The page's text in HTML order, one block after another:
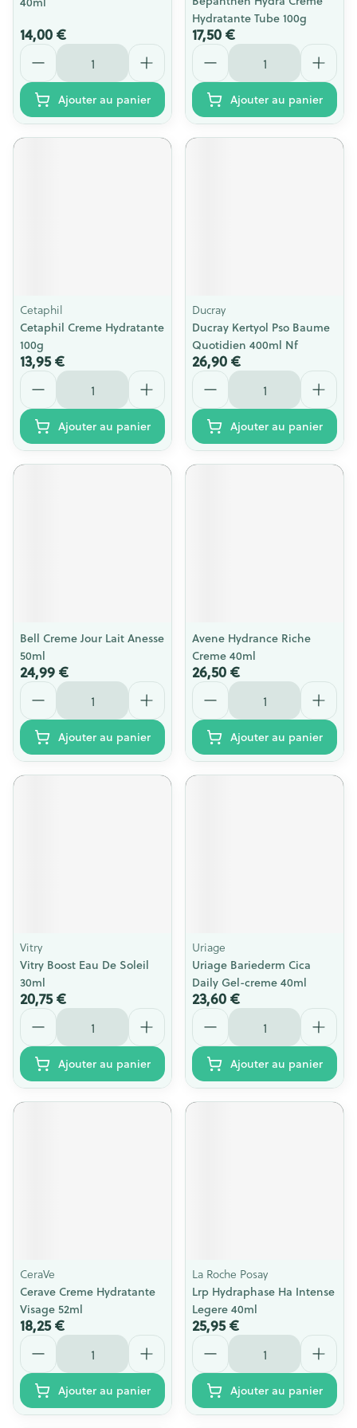
14,00 €
Quantité
Ajouter au panier
Hydratante Tube 100g
17,50 €
Quantité
Ajouter au panier
Cetaphil
Cetaphil Creme Hydratante
100g
13,95 €
Quantité
Ajouter au panier
Ducray
Ducray Kertyol Pso Baume
Quotidien 400ml Nf
26,90 €
Quantité
Ajouter au panier
Bell Creme Jour Lait Anesse
50ml
24,99 €
Quantité
Ajouter au panier
Avene Hydrance Riche
Creme 40ml
26,50 €
Quantité
Ajouter au panier
Vitry
Vitry Boost Eau De Soleil
30ml
20,75 €
Quantité
Ajouter au panier
Uriage
Uriage Bariederm Cica
Daily Gel-creme 40ml
23,60 €
Quantité
Ajouter au panier
CeraVe
Cerave Creme Hydratante
Visage 52ml
18,25 €
Quantité
Ajouter au panier
La Roche Posay
Lrp Hydraphase Ha Intense
Legere 40ml
25,95 €
Quantité
Ajouter au panier